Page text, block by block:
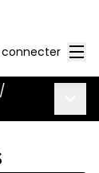
connecter
/